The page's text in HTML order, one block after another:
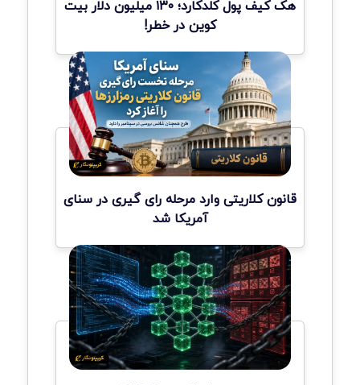
هک کیف پول کلدکارد؛ ۱۳۰ میلیون دلار بیت
کوین در خطر!
قانون کلاریتی وارد مرحله رای گیری در سنای
آمریکا شد